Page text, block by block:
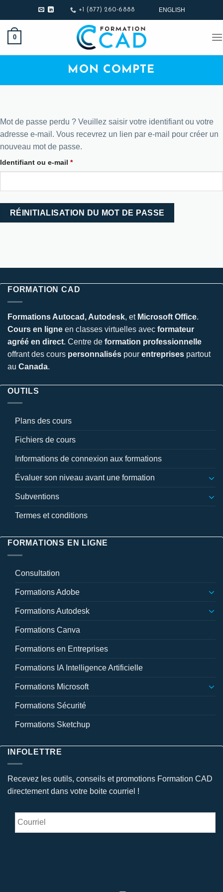
au
contenu
+1 (877) 260-6888 ENGLISH
0
MON COMPTE
Mot de passe perdu ? Veuillez saisir votre identifiant ou votre
adresse e-mail. Vous recevrez un lien par e-mail pour créer un
nouveau mot de passe.
Identifiant ou e-mail *Obligatoire
RÉINITIALISATION DU MOT DE PASSE
FORMATION CAD
Formations Autocad, Autodesk, et Microsoft Office.
Cours en ligne en classes virtuelles avec formateur
agréé en direct. Centre de formation professionnelle
offrant des cours personnalisés pour entreprises partout
au Canada.
OUTILS
Plans des cours
Fichiers de cours
Informations de connexion aux formations
Évaluer son niveau avant une formation
Subventions
Termes et conditions
FORMATIONS EN LIGNE
Consultation
Formations Adobe
Formations Autodesk
Formations Canva
Formations en Entreprises
Formations IA Intelligence Artificielle
Formations Microsoft
Formations Sécurité
Formations Sketchup
INFOLETTRE
Recevez les outils, conseils et promotions Formation CAD
directement dans votre boite courriel !
Courriel *